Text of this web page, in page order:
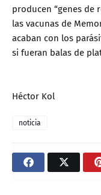
producen “genes de
las vacunas de
acaban con los
si fueran balas de
Héctor Kol
noticia